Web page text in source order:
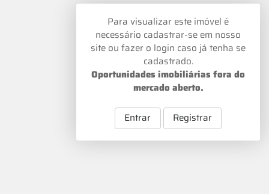
Para visualizar este imóvel é
necessário cadastrar-se em nosso
site ou fazer o login caso já tenha se
cadastrado.
Oportunidades imobiliárias fora do
mercado aberto.
Entrar Registrar